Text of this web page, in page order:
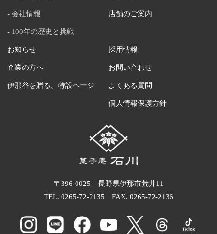
会社情報
100年の歴史と挑戦
店舗のご案内
お知らせ
企業の方へ
伊那谷を贈る。特設ページ
採用情報
お問い合わせ
よくある質問
個人情報保護方針
〒396-0025 長野県伊那市荒井11
TEL. 0265-72-2135 FAX. 0265-72-2136